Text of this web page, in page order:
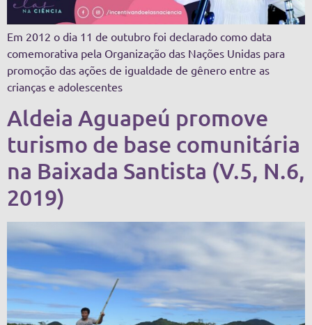
Em 2012 o dia 11 de outubro foi declarado como data
comemorativa pela Organização das Nações Unidas para
promoção das ações de igualdade de gênero entre as
crianças e adolescentes
Aldeia Aguapeú promove
turismo de base comunitária
na Baixada Santista (V.5, N.6,
2019)